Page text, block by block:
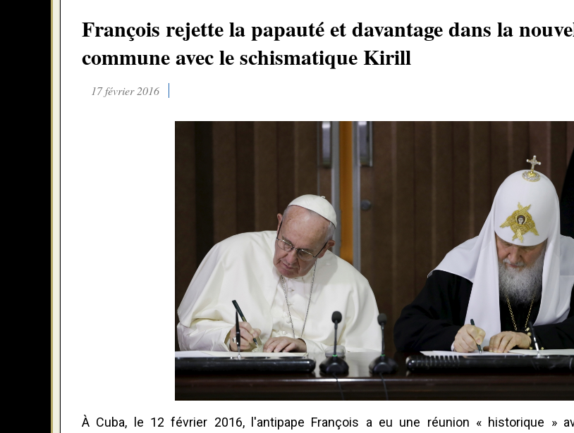
François rejette la papauté et davantage dans la
commune avec le schismatique Kirill
17 février 2016
À Cuba, le 12 février 2016, l'antipape François a eu une réunion « historique »